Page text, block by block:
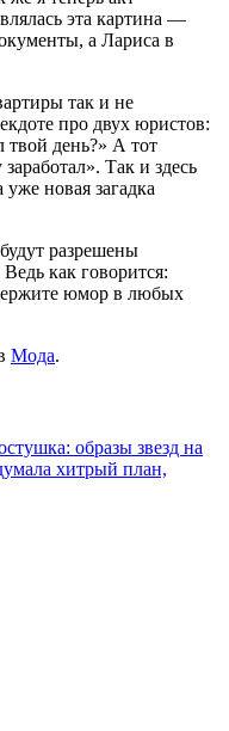
эта картина —
а Лариса в
так и не
про двух юристов:
день?» А тот
Так и здесь
новая загадка
разрешены
как говорится:
юмор в любых
Мода.
образы звезд на
хитрый план,